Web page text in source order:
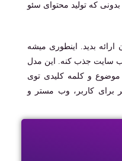
که تولید محتوای سئو
بدید. اینطوری میشه
سایت جذب کنه. این مدل
موضوع و کلمه کلیدی توی
برای کاربر، وب مستر و